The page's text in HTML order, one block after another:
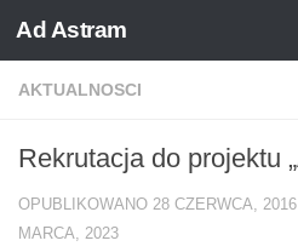
Skip to content
Ad Astram
AKTUALNOSCI
Rekrutacja do projektu
OPUBLIKOWANO 28 CZERWCA, 2016
MARCA, 2023